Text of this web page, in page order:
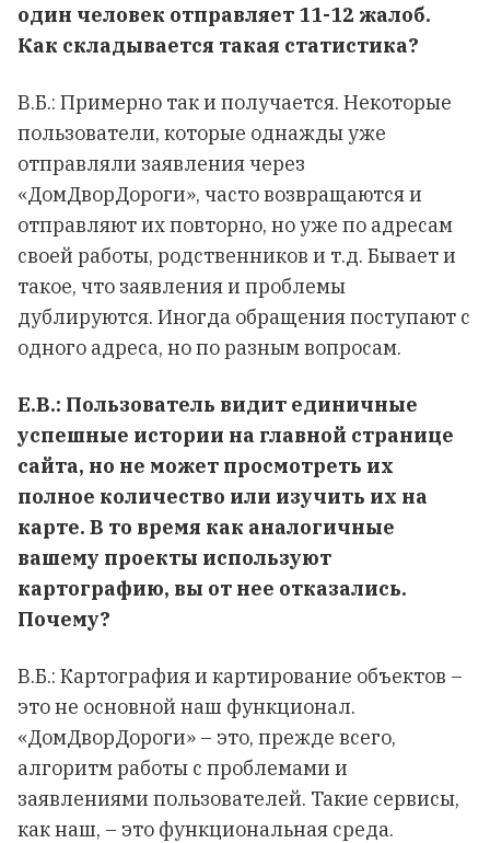
один человек отправляет 11-12 жалоб.
Как складывается такая статистика?
В.Б.: Примерно так и получается. Некоторые
пользователи, которые однажды уже
отправляли заявления через
«ДомДворДороги», часто возвращаются и
отправляют их повторно, но уже по адресам
своей работы, родственников и т.д. Бывает и
такое, что заявления и проблемы
дублируются. Иногда обращения поступают с
одного адреса, но по разным вопросам.
Е.В.: Пользователь видит единичные
успешные истории на главной странице
сайта, но не может просмотреть их
полное количество или изучить их на
карте. В то время как аналогичные
вашему проекты используют
картографию, вы от нее отказались.
Почему?
В.Б.: Картография и картирование объектов –
это не основной наш функционал.
«ДомДворДороги» – это, прежде всего,
алгоритм работы с проблемами и
заявлениями пользователей. Такие сервисы,
как наш, – это функциональная среда.